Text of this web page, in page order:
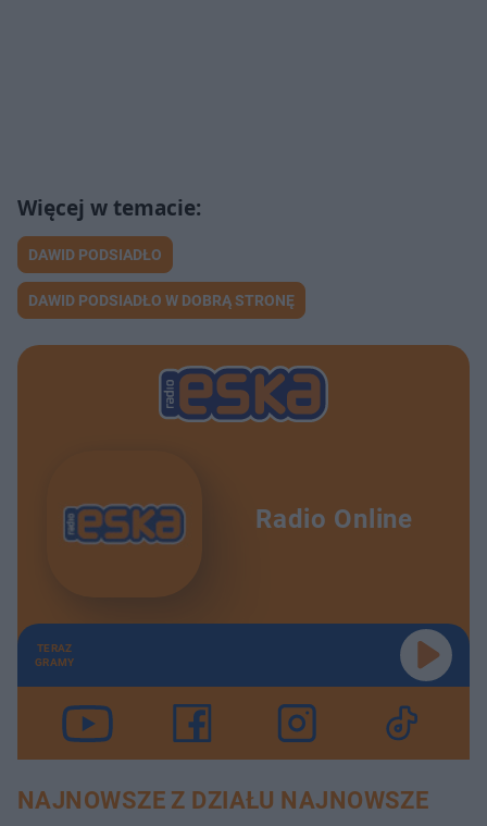
DAWID PODSIADŁO
DAWID PODSIADŁO W DOBRĄ STRONĘ
Radio Online
TERAZ
GRAMY
NAJNOWSZE Z DZIAŁU NAJNOWSZE